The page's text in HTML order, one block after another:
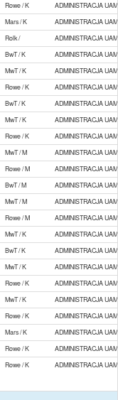
Rowe / K
ADMINISTRACJA UAM
Mars / K
ADMINISTRACJA UAM
Rolk /
ADMINISTRACJA UAM
BwT / K
ADMINISTRACJA UAM
MwT / K
ADMINISTRACJA UAM
Rowe / K
ADMINISTRACJA UAM
BwT / K
ADMINISTRACJA UAM
MwT / K
ADMINISTRACJA UAM
Rowe / K
ADMINISTRACJA UAM
MwT / M
ADMINISTRACJA UAM
Rowe / M
ADMINISTRACJA UAM
BwT / M
ADMINISTRACJA UAM
MwT / M
ADMINISTRACJA UAM
Rowe / M
ADMINISTRACJA UAM
MwT / K
ADMINISTRACJA UAM
BwT / K
ADMINISTRACJA UAM
MwT / K
ADMINISTRACJA UAM
Rowe / K
ADMINISTRACJA UAM
MwT / K
ADMINISTRACJA UAM
Rowe / K
ADMINISTRACJA UAM
Mars / K
ADMINISTRACJA UAM
Rowe / K
ADMINISTRACJA UAM
Rowe / K ADMINISTRACJA UAM